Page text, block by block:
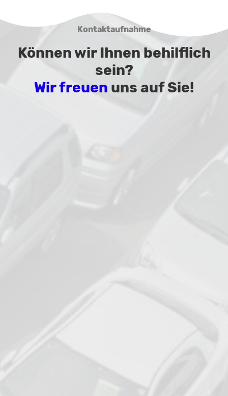
Kontaktaufnahme
Können wir Ihnen behilflich
sein?
Wir freuen uns auf Sie!